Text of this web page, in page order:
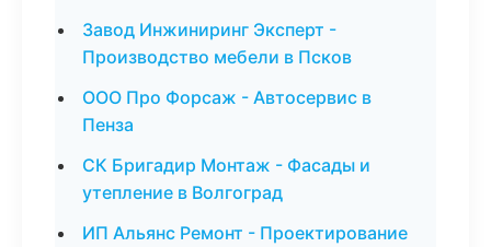
Завод Инжиниринг Эксперт -
Производство мебели в Псков
ООО Про Форсаж - Автосервис в
Пенза
СК Бригадир Монтаж - Фасады и
утепление в Волгоград
ИП Альянс Ремонт - Проектирование